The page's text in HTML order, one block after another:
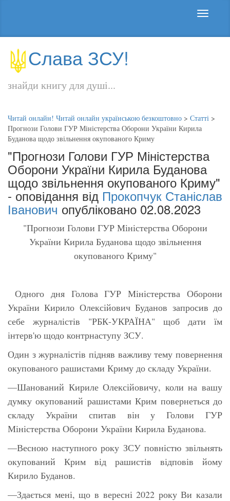
Слава ЗСУ!
знайди книгу для душі...
Читай онлайн! Читай онлайн українською безкоштовно > Статті >
Прогнози Голови ГУР Міністерства Оборони України Кирила
Буданова щодо звільнення окупованого Криму
"Прогнози Голови ГУР Міністерства
Оборони України Кирила Буданова
щодо звільнення окупованого Криму"
- оповідання від Прокопчук Станіслав
Іванович опубліковано 02.08.2023
"Прогнози Голови ГУР Міністерства Оборони
України Кирила Буданова щодо звільнення
окупованого Криму"
Одного дня Голова ГУР Міністерства Оборони
України Кирило Олексійович Буданов запросив до
себе журналістів "РБК-УКРАЇНА" щоб дати їм
інтерв'ю щодо контрнаступу ЗСУ.
Один з журналістів підняв важливу тему повернення
окупованого рашистами Криму до складу України.
—Шанований Кириле Олексійовичу, коли на вашу
думку окупований рашистами Крим повернеться до
складу України спитав він у Голови ГУР
Міністерства Оборони України Кирила Буданова.
—Весною наступного року ЗСУ повністю звільнять
окупований Крим від рашистів відповів йому
Кирило Буданов.
—Здається мені, що в вересні 2022 року Ви казали